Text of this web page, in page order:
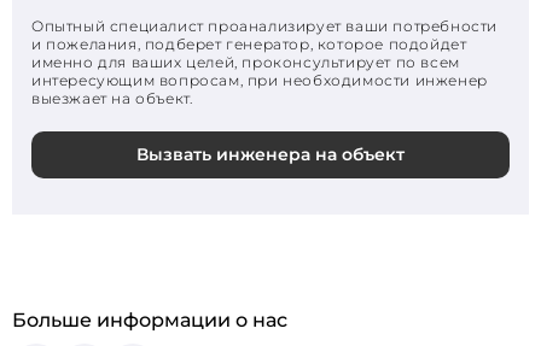
Опытный специалист проанализирует ваши потребности
и пожелания, подберет генератор, которое подойдет
именно для ваших целей, проконсультирует по всем
интересующим вопросам, при необходимости инженер
выезжает на объект.
Вызвать инженера на объект
Больше информации о нас